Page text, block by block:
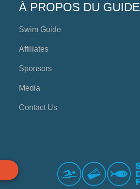
À PROPOS DU GUIDE
Swim Guide
Affiliates
Sponsors
Media
Contact Us